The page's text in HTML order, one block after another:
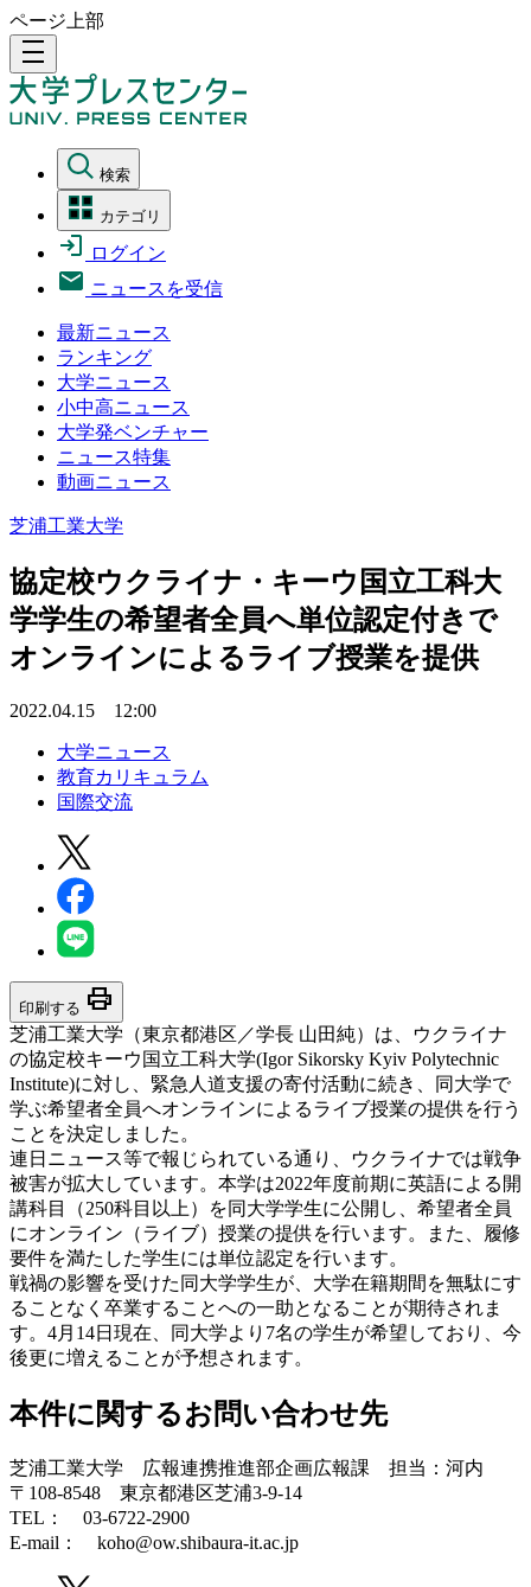
ページ上部
density_medium
検索
カテゴリ
ログイン
ニュースを受信
最新ニュース
ランキング
大学ニュース
小中高ニュース
大学発ベンチャー
ニュース特集
動画ニュース
芝浦工業大学
協定校ウクライナ・キーウ国立工科大
学学生の希望者全員へ単位認定付きで
オンラインによるライブ授業を提供
2022.04.15 12:00
大学ニュース
教育カリキュラム
国際交流
印刷する print
芝浦工業大学（東京都港区／学長 山田純）は、ウクライナ
の協定校キーウ国立工科大学(Igor Sikorsky Kyiv Polytechnic
Institute)に対し、緊急人道支援の寄付活動に続き、同大学で
学ぶ希望者全員へオンラインによるライブ授業の提供を行う
ことを決定しました。
連日ニュース等で報じられている通り、ウクライナでは戦争
被害が拡大しています。本学は2022年度前期に英語による開
講科目（250科目以上）を同大学学生に公開し、希望者全員
にオンライン（ライブ）授業の提供を行います。また、履修
要件を満たした学生には単位認定を行います。
戦禍の影響を受けた同大学学生が、大学在籍期間を無駄にす
ることなく卒業することへの一助となることが期待されま
す。4月14日現在、同大学より7名の学生が希望しており、今
後更に増えることが予想されます。
本件に関するお問い合わせ先
芝浦工業大学 広報連携推進部企画広報課 担当：河内
〒108-8548 東京都港区芝浦3-9-14
TEL： 03-6722-2900
E-mail： koho@ow.shibaura-it.ac.jp